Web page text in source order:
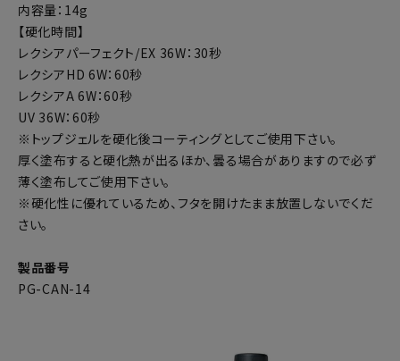
内容量：14g
【硬化時間】
レクシアパーフェクト/EX 36W：30秒
レクシアHD 6W：60秒
レクシアA 6W：60秒
UV 36W：60秒
※トップジェルを硬化後コーティングとしてご使用下さい。
厚く塗布すると硬化熱が出るほか、曇る場合がありますので必ず
薄く塗布してご使用下さい。
※硬化性に優れているため、フタを開けたまま放置しないでくだ
さい。
製品番号
PG-CAN-14